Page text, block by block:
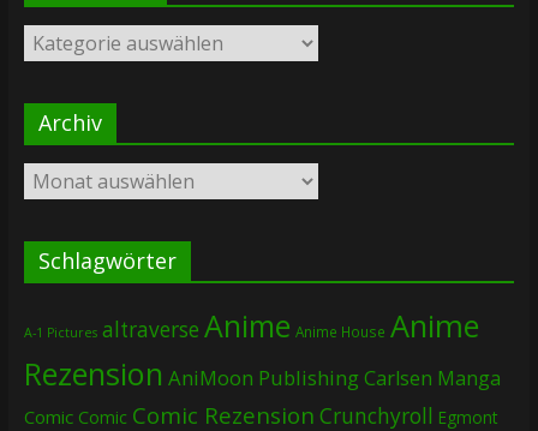
Kategorien
Archiv
Archiv
Schlagwörter
A-1 Pictures altraverse Anime Anime House Anime
Rezension AniMoon PublishingCarlsen Manga
Comic Comic Comic Rezension Crunchyroll Egmont